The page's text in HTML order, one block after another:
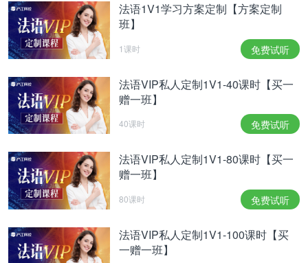
法语1V1学习方案定制【方案定制
班】
1课时 免费试听
法语VIP私人定制1V1-40课时【买一
赠一班】
40课时 免费试听
法语VIP私人定制1V1-80课时【买一
赠一班】
80课时 免费试听
法语VIP私人定制1V1-100课时【买
一赠一班】